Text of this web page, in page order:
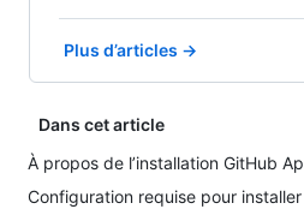
Plus d’articles →
Dans cet article
À propos de l’installation GitHub
Configuration requise pour